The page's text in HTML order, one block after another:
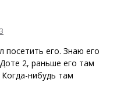
посетить его. Знаю его
2, раньше его там
нибудь там